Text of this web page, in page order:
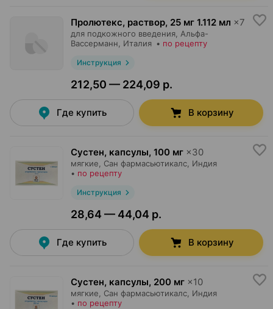
Пролютекс, раствор, 25 мг 1.112 мл ×7
для подкожного введения, Альфа-
Вассерманн , Италия • по рецепту
Инструкция
212,50 — 224,09 р.
Где купить В корзину
Сустен, капсулы, 100 мг ×30
мягкие, Сан фармасьютикалс , Индия
• по рецепту
Инструкция
28,64 — 44,04 р.
Где купить В корзину
Сустен, капсулы, 200 мг ×10
мягкие, Сан фармасьютикалс , Индия
• по рецепту